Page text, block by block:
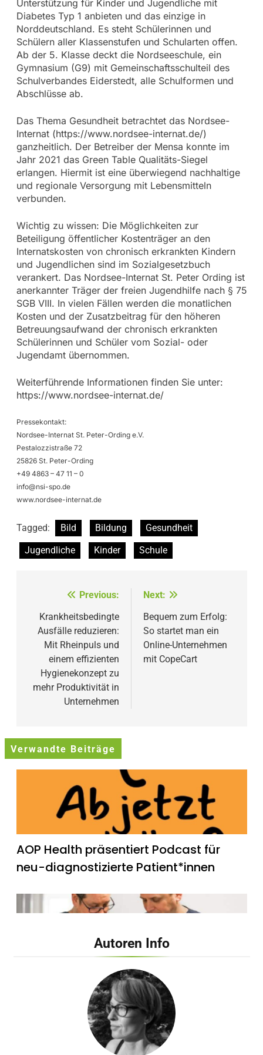
Unterstützung für Kinder und Jugendliche mit
Diabetes Typ 1 anbieten und das einzige in
Norddeutschland. Es steht Schülerinnen und
Schülern aller Klassenstufen und Schularten offen.
Ab der 5. Klasse deckt die Nordseeschule, ein
Gymnasium (G9) mit Gemeinschaftsschulteil des
Schulverbandes Eiderstedt, alle Schulformen und
Abschlüsse ab.
Das Thema Gesundheit betrachtet das Nordsee-
Internat (https://www.nordsee-internat.de/)
ganzheitlich. Der Betreiber der Mensa konnte im
Jahr 2021 das Green Table Qualitäts-Siegel
erlangen. Hiermit ist eine überwiegend nachhaltige
und regionale Versorgung mit Lebensmitteln
verbunden.
Wichtig zu wissen: Die Möglichkeiten zur
Beteiligung öffentlicher Kostenträger an den
Internatskosten von chronisch erkrankten Kindern
und Jugendlichen sind im Sozialgesetzbuch
verankert. Das Nordsee-Internat St. Peter Ording ist
anerkannter Träger der freien Jugendhilfe nach § 75
SGB VIII. In vielen Fällen werden die monatlichen
Kosten und der Zusatzbeitrag für den höheren
Betreuungsaufwand der chronisch erkrankten
Schülerinnen und Schüler vom Sozial- oder
Jugendamt übernommen.
Weiterführende Informationen finden Sie unter:
https://www.nordsee-internat.de/
Pressekontakt:
Nordsee-Internat St. Peter-Ording e.V.
Pestalozzistraße 72
25826 St. Peter-Ording
+49 4863 – 47 11 – 0
info@nsi-spo.de
www.nordsee-internat.de
Tagged: Bild Bildung
Gesundheit
Jugendliche
Kinder Schule
Beitragsnavigation
Previous:
Krankheitsbedingte
Ausfälle reduzieren:
Mit Rheinpuls und
einem effizienten
Hygienekonzept zu
mehr Produktivität in
Unternehmen
Next:
Bequem zum Erfolg:
So startet man ein
Online-Unternehmen
mit CopeCart
Verwandte Beiträge
AOP Health präsentiert Podcast für
neu-diagnostizierte Patient*innen
Dehnen, Warmlaufen und Co. – Arzt
verrät, wie man sich als Anfänger
wirklich vor bösen Sportverletzungen
Autoren Info